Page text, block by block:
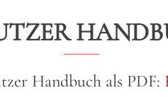
Handbuch als PDF: